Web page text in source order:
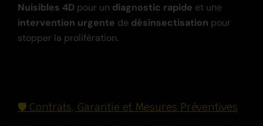
Nuisibles 4D pour un diagnostic rapide et une
intervention urgente de désinsectisation pour
stopper la prolifération.
🛡️ Contrats, Garantie et Mesures Préventives